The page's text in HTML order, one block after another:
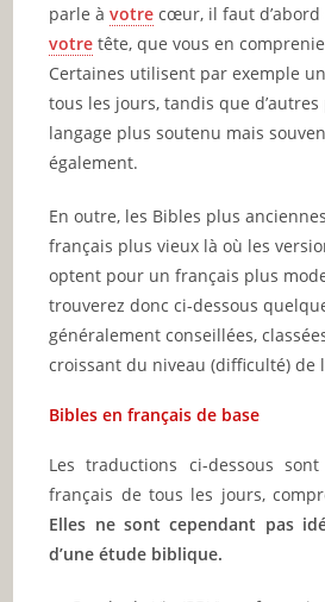
parle àvotre cœur, il faut d’abord
votre tête, que vous en
Certaines utilisent par exemple
tous les jours, tandis que
langage plus soutenu mais
également.
En outre, les Bibles plus
français plus vieux là où les
optent pour un français plus
trouverez donc ci-dessous
généralement conseillées,
croissant du niveau (difficulté) de
Bibles en français de base
Les traductions ci-dessous
français de tous les jours,
Elles ne sont cependant pas
d’une étude biblique.